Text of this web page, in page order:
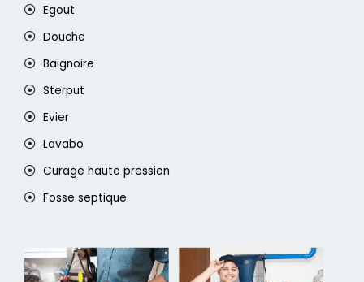
Egout
Douche
Baignoire
Sterput
Evier
Lavabo
Curage haute pression
Fosse septique